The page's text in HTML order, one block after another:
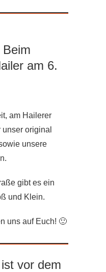
am 6.
am Hailerer
original
unsere
gibt es ein
und Klein.
uns auf Euch! 🙂
vor dem